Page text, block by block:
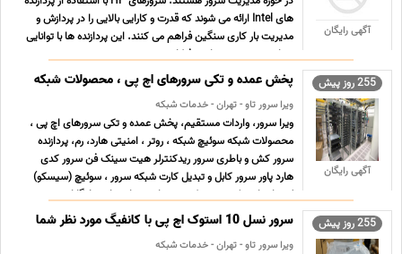
آگهی رایگان
های Intel ارائه می شوند که قدرت و کارایی بالایی را در پردازش و
مدیریت بار کاری سنگین فراهم می کنند. این پردازنده ها با توانایی
پردازش چند هسته ای و فرکانس ... ...
255 روز پیش
آگهی رایگان
پخش عمده و تکی سرورهای اچ پی ، محصولات شبکه
ویرا سرور تاو - تهران - خدمات شبکه
ویرا سرور، واردات مستقیم، پخش عمده و تکی سرورهای اچ پی ،
محصولات شبکه سوئیچ شبکه ، روتر ، امنیتی هارد، رم، پردازنده
سرور کش و باطری سرور ریدکنترلر هیت سینک فن سرور کدی
هارد پاور سرور کابل و تبدیل کارت شبکه سرور ، سوئیچ (سیسکو)
لپ تاپ استوک ، مینی کیس ، مانیتور پارت نامبر + گارانت ... ...
255 روز پیش سرور نسل 10 استوک اچ پی با کانفیگ مورد نظر شما
ویرا سرور تاو - تهران - خدمات شبکه